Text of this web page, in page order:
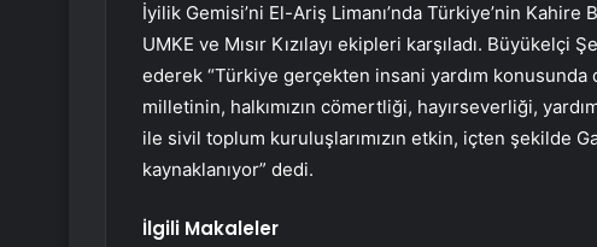
İyilik Gemisi’ni El-Ariş Limanı’nda Türkiye’nin Kahire
UMKE ve Mısır Kızılayı ekipleri karşıladı.
ederek “Türkiye gerçekten insani yardım
milletinin, halkımızın cömertliği, hayırseverliği,
ile sivil toplum kuruluşlarımızın etkin, içten şekilde
kaynaklanıyor” dedi.
İlgili Makaleler